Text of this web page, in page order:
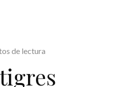
de lectura